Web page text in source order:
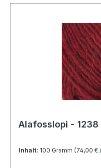
Alafosslopi - 1238
Inhalt: 100 Gramm (74,00 €